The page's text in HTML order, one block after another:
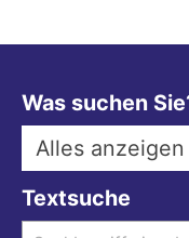
Was suchen
Alles anzeigen
Textsuche